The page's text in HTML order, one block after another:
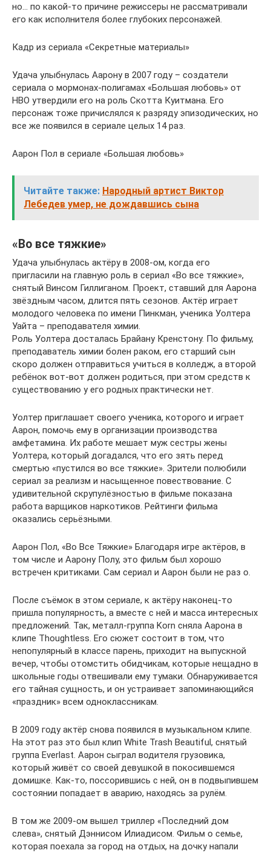
но… по какой-то причине режиссеры не рассматривали
его как исполнителя более глубоких персонажей.
Кадр из сериала «Секретные материалы»
Удача улыбнулась Аарону в 2007 году – создатели
сериала о мормонах-полигамах «Большая любовь» от
HBO утвердили его на роль Скотта Куитмана. Его
персонаж тоже причислялся к разряду эпизодических, но
все же появился в сериале целых 14 раз.
Аарон Пол в сериале «Большая любовь»
Читайте также: Народный артист Виктор
Лебедев умер, не дождавшись сына
«Во все тяжкие»
Удача улыбнулась актёру в 2008-ом, когда его
пригласили на главную роль в сериал «Во все тяжкие»,
снятый Винсом Гиллиганом. Проект, ставший для Аарона
звёздным часом, длится пять сезонов. Актёр играет
молодого человека по имени Пинкман, ученика Уолтера
Уайта – преподавателя химии.
Роль Уолтера досталась Брайану Кренстону. По фильму,
преподаватель химии болен раком, его старший сын
скоро должен отправиться учиться в колледж, а второй
ребёнок вот-вот должен родиться, при этом средств к
существованию у его родных практически нет.
Уолтер приглашает своего ученика, которого и играет
Аарон, помочь ему в организации производства
амфетамина. Их работе мешает муж сестры жены
Уолтера, который догадался, что его зять перед
смертью «пустился во все тяжкие». Зрители полюбили
сериал за реализм и насыщенное повествование. С
удивительной скрупулёзностью в фильме показана
работа варщиков наркотиков. Рейтинги фильма
оказались серьёзными.
Аарон Пол, «Во Все Тяжкие» Благодаря игре актёров, в
том числе и Аарону Полу, это фильм был хорошо
встречен критиками. Сам сериал и Аарон были не раз о.
После съёмок в этом сериале, к актёру наконец-то
пришла популярность, а вместе с ней и масса интересных
предложений. Так, металл-группа Korn сняла Аарона в
клипе Thoughtless. Его сюжет состоит в том, что
непопулярный в классе парень, приходит на выпускной
вечер, чтобы отомстить обидчикам, которые нещадно в
школьные годы отвешивали ему тумаки. Обнаруживается
его тайная сущность, и он устраивает запоминающийся
«праздник» всем одноклассникам.
В 2009 году актёр снова появился в музыкальном клипе.
На этот раз это был клип White Trash Beautiful, снятый
группа Everlast. Аарон сыграл водителя грузовика,
который живёт со своей девушкой в покосившемся
домишке. Как-то, поссорившись с ней, он в подвыпившем
состоянии попадает в аварию, находясь за рулём.
В том же 2009-ом вышел триллер «Последний дом
слева», снятый Дэннисом Илиадисом. Фильм о семье,
которая поехала за город на отдых, на дочку напали